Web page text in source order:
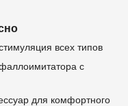
всех типов
с
для комфортного